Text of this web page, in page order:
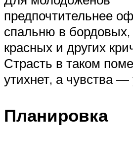
предпочтительнее
спальню в бордовых,
красных и других
Страсть в таком
утихнет, а чувства —
Планировка